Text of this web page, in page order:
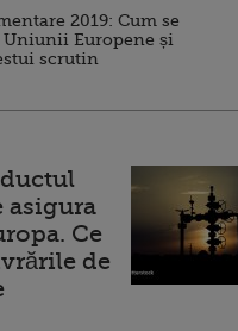
2019: Cum se
Europene și
scrutin
asigura
Ce
de